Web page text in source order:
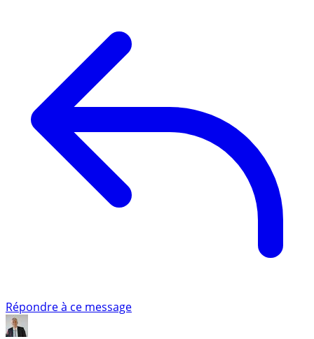
Répondre à ce message